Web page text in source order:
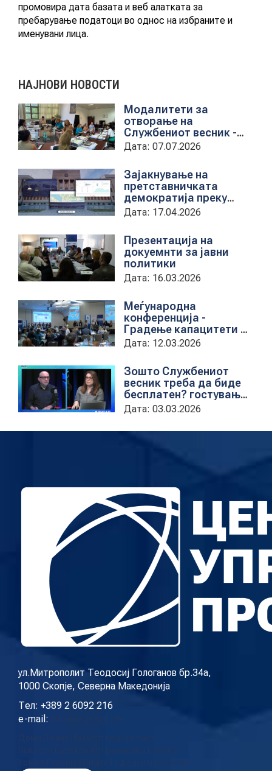
промовира дата базата и веб алатката за
пребарување податоци во однос на избраните и
именувани лица.
НАЈНОВИ НОВОСТИ
Модалитети за
отворање на
Службениот весник -
Средба со
претставници на ЈП
службен весник
Дата: 07.07.2026
Зајакнување на
претставничката
демократија преку
дигитална алатка
kancelarii.sobranie.mk
Дата: 17.04.2026
Презентација на
докуемнти за јавни
политики
Дата: 16.03.2026
Меѓународна
конференција -
Градење капацитети на
институциите за обука
на државни
службеници
Дата: 12.03.2026
Зошто Службениот
весник треба да биде
бесплатен? гостување
на проектната
кородинаторка во ЦУП
Анета Иванова
поткастот Rishatzi
Дата: 03.03.2026
ул.Митрополит Теодосиј Гологанов бр.34а,
1000 Скопје, Северна Македонија
Тел: +389 2 6092 216
e-mail: